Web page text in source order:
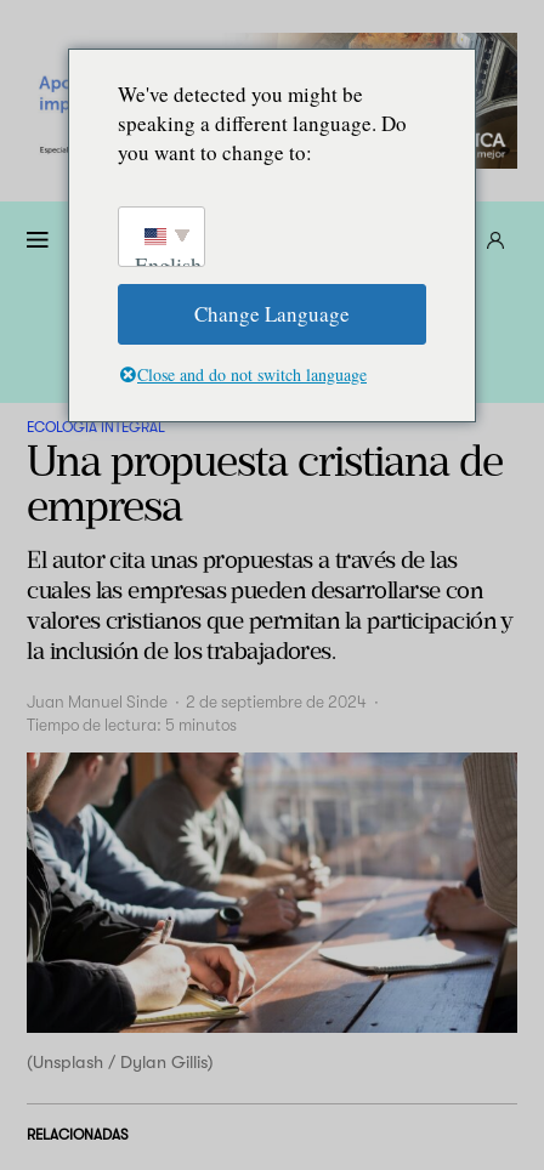
ECOLOGÍA INTEGRAL
Una propuesta cristiana de
empresa
El autor cita unas propuestas a través de las
cuales las empresas pueden desarrollarse con
valores cristianos que permitan la participación y
la inclusión de los trabajadores.
Juan Manuel Sinde · 2 de septiembre de 2024 ·
Tiempo de lectura: 5 minutos
(Unsplash / Dylan Gillis)
RELACIONADAS
We've detected you might be
speaking a different language. Do
you want to change to:
English
Change Language
Close and do not switch language